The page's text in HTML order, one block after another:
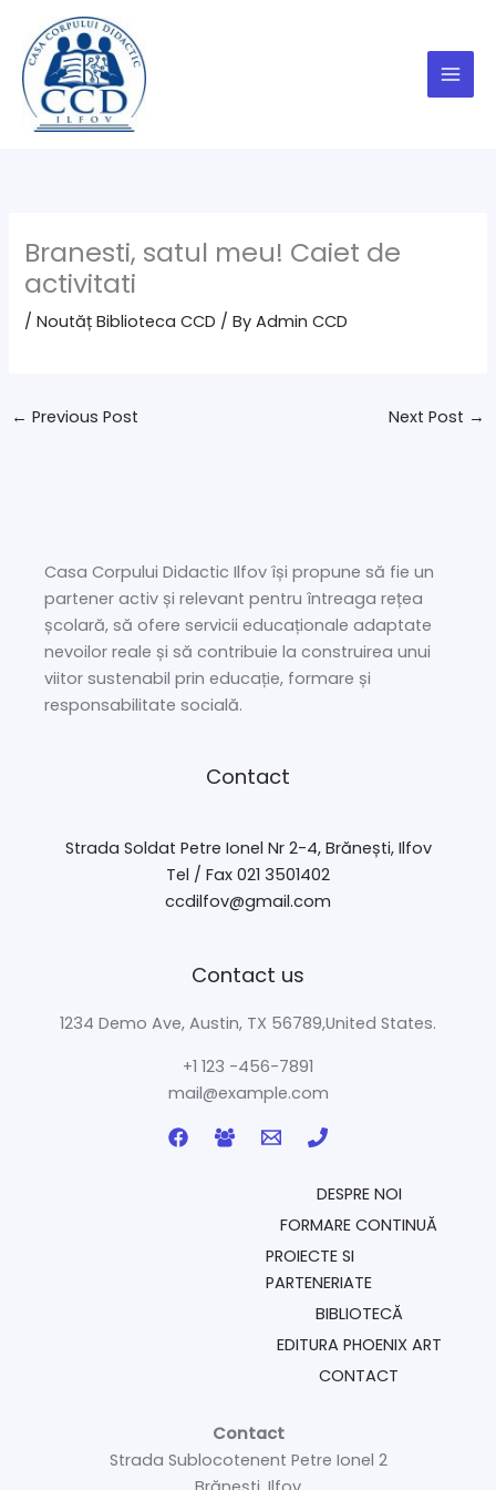
content
Branesti, satul meu! Caiet de
activitati
/Noutăț Biblioteca CCD / ByAdmin CCD
← Previous Post Next Post →
Casa Corpului Didactic Ilfov își propune să fie un
partener activ și relevant pentru întreaga rețea
școlară, să ofere servicii educaționale adaptate
nevoilor reale și să contribuie la construirea unui
viitor sustenabil prin educație, formare și
responsabilitate socială.
Contact
Strada Soldat Petre Ionel Nr 2-4, Brănești, Ilfov
Tel / Fax 021 3501402
ccdilfov@gmail.com
Contact us
1234 Demo Ave, Austin, TX 56789,United States.
+1 123 -456-7891
mail@example.com
DESPRE NOI
FORMARE CONTINUĂ
PROIECTE SI
PARTENERIATE
BIBLIOTECĂ
EDITURA PHOENIX ART
CONTACT
Contact
Strada Sublocotenent Petre Ionel 2